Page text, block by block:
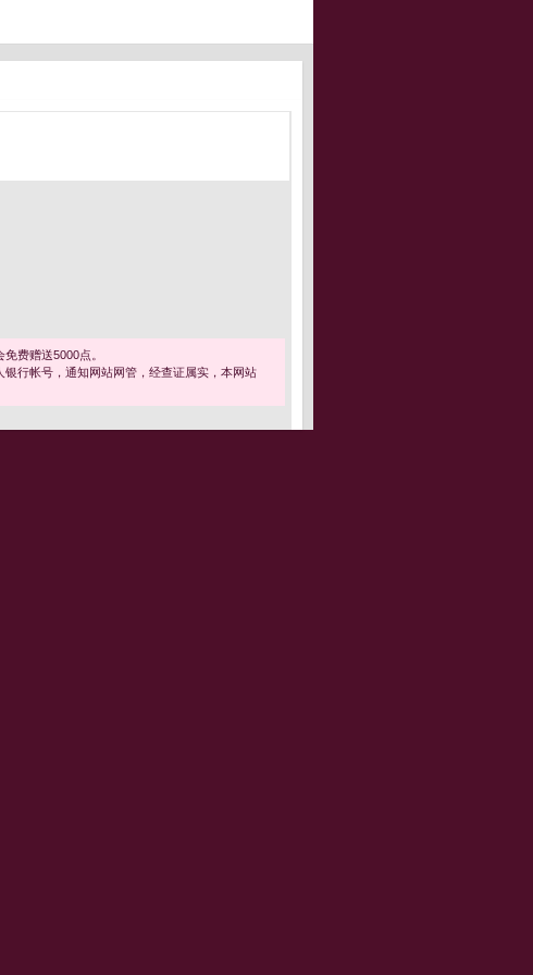
费赠送5000点。
行帐号，通知网站网管，经查证属实，本网站